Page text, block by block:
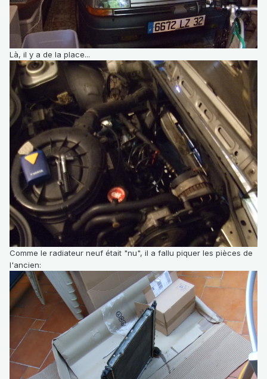
Là, il y a de la place...
Comme le radiateur neuf était "nu", il a fallu piquer les pièces de
l'ancien: